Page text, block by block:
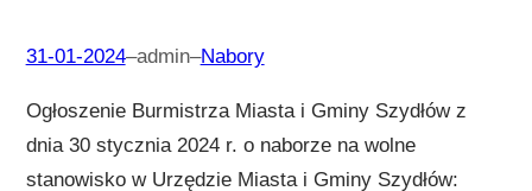
31-01-2024–admin–Nabory
Ogłoszenie Burmistrza Miasta i Gminy Szydłów z
dnia 30 stycznia 2024 r. o naborze na wolne
stanowisko w Urzędzie Miasta i Gminy Szydłów: